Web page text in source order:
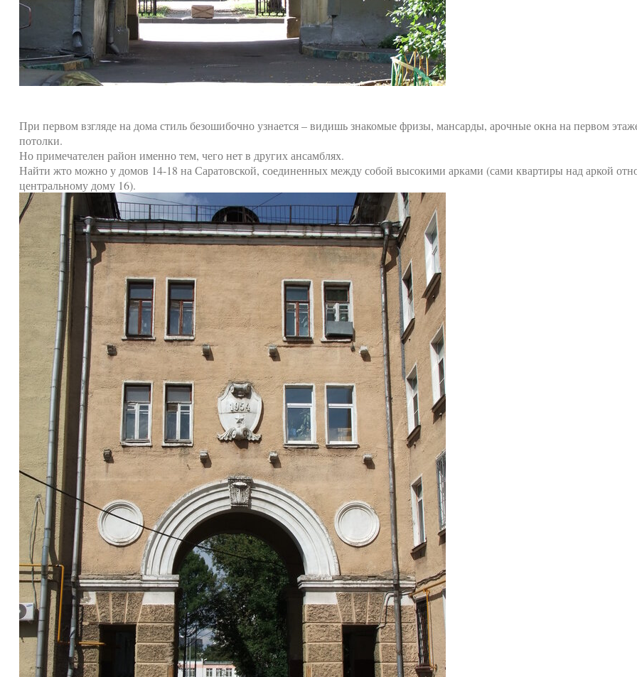
При первом взгляде на дома стиль безошибочно узнается – видишь знакомые фризы, мансарды, арочные окна на первом
потолки.
Но примечателен район именно тем, чего нет в других ансамблях.
Найти жто можно у домов 14-18 на Саратовской, соединенных между собой высокими арками (сами квартиры над аркой
центральному дому 16).